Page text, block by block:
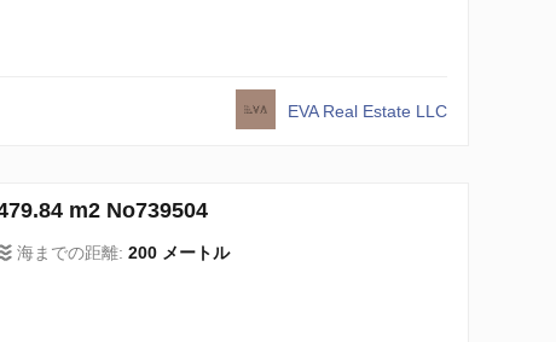
EVA Real Estate LLC
m2 No739504
海までの距離: 200 メートル